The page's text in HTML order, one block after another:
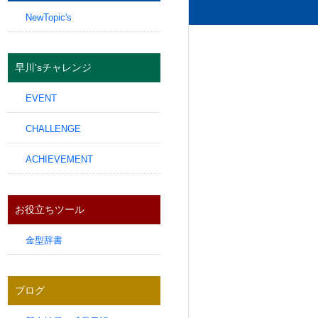
NewTopic's
早川'sチャレンジ
EVENT
CHALLENGE
ACHIEVEMENT
お役立ちツール
金型辞書
ブログ